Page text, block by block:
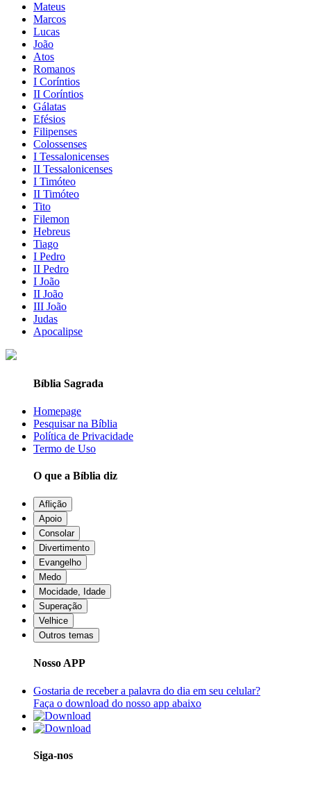
Mateus
Marcos
Lucas
João
Atos
Romanos
I Coríntios
II Coríntios
Gálatas
Efésios
Filipenses
Colossenses
I Tessalonicenses
II Tessalonicenses
I Timóteo
II Timóteo
Tito
Filemon
Hebreus
Tiago
I Pedro
II Pedro
I João
II João
III João
Judas
Apocalipse
Bíblia Sagrada
Homepage
Pesquisar na Bíblia
Política de Privacidade
Termo de Uso
O que a Bíblia diz
Aflição
Apoio
Consolar
Divertimento
Evangelho
Medo
Mocidade, Idade
Superação
Velhice
Outros temas
Nosso APP
Gostaria de receber a palavra do dia em seu celular?
Faça o download do nosso app abaixo
Siga-nos